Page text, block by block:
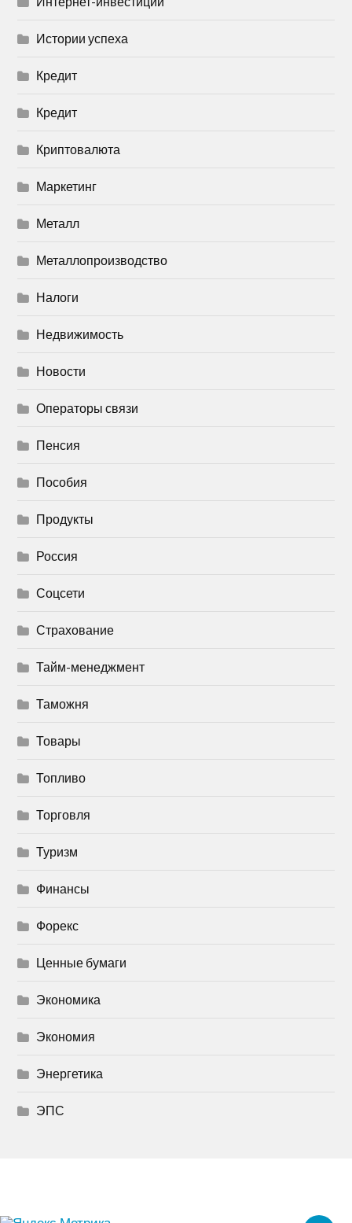
Истории успеха
Кредит
Кредит
Криптовалюта
Маркетинг
Металл
Металлопроизводство
Налоги
Недвижимость
Новости
Операторы связи
Пенсия
Пособия
Продукты
Россия
Соцсети
Страхование
Тайм-менеджмент
Таможня
Товары
Топливо
Торговля
Туризм
Финансы
Форекс
Ценные бумаги
Экономика
Экономия
Энергетика
ЭПС